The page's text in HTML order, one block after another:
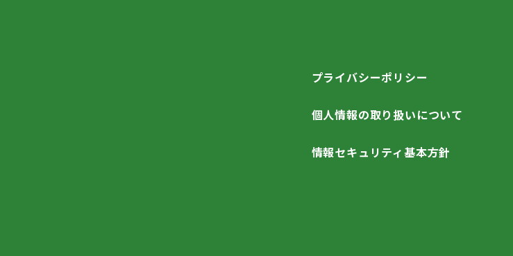
プライバシーポリシー
個人情報の取り扱いについて
情報セキュリティ基本方針